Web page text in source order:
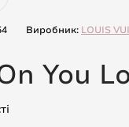
Виробник: LOUIS
You